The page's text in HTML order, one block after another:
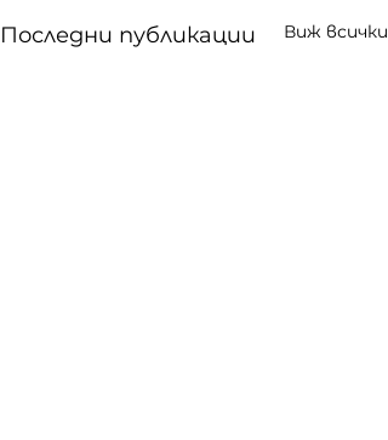
Последни публикации Виж всички